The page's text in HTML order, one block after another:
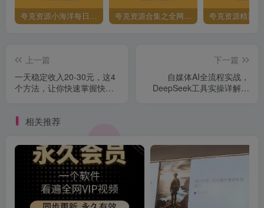
夸克资源小海洋每日更新资源大汇总（持续更新） 夸克资源合集之全网影视 夸克资源精选
上一篇
一天稳定收入20-30元，这4
个方法，让你快速掌握快手
下一篇
自媒体AI全流程实战，
DeepSeek工具实操详解，
相关推荐